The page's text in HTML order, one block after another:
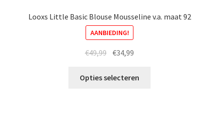
Looxs Little Basic Blouse Mousseline v.a. maat 92
AANBIEDING!
€49,99 Oorspronkelijke
was:
€34,99
is:
Opties selecteren